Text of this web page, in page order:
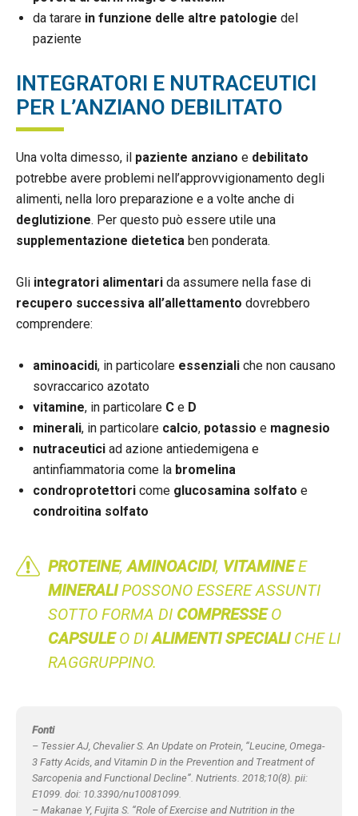
da tarare in funzione delle altre patologie del
paziente
INTEGRATORI E NUTRACEUTICI
PER L’ANZIANO DEBILITATO
Una volta dimesso, il paziente anziano e debilitato
potrebbe avere problemi nell’approvvigionamento degli
alimenti, nella loro preparazione e a volte anche di
deglutizione. Per questo può essere utile una
supplementazione dietetica ben ponderata.
Gli integratori alimentari da assumere nella fase di
recupero successiva all’allettamento dovrebbero
comprendere:
aminoacidi, in particolare essenziali che non causano
sovraccarico azotato
vitamine, in particolare C e D
minerali, in particolare calcio, potassio e magnesio
nutraceutici ad azione antiedemigena e
antinfiammatoria come la bromelina
condroprotettori come glucosamina solfato e
condroitina solfato
PROTEINE,AMINOACIDI, VITAMINEE
MINERALIPOSSONO ESSERE ASSUNTI
SOTTO FORMA DI COMPRESSEO
CAPSULEO DIALIMENTI SPECIALICHE LI
RAGGRUPPINO.
Fonti
– Tessier AJ, Chevalier S. An Update on Protein, “Leucine, Omega-
3 Fatty Acids, and Vitamin D in the Prevention and Treatment of
Sarcopenia and Functional Decline”. Nutrients. 2018;10(8). pii:
E1099. doi: 10.3390/nu10081099.
– Makanae Y, Fujita S. “Role of Exercise and Nutrition in the